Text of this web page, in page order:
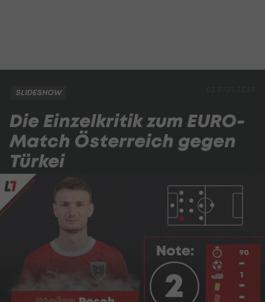
SLIDESHOW
Die Einzelkritik zum EURO-
Match Österreich gegen
Türkei